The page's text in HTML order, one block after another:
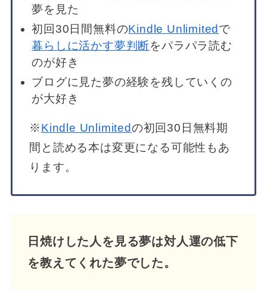
夢を見た
初回30日間無料のKindle Unlimited で
暮らしに活かす夢判断をパラパラ読む
のが好き
ブログに見た夢の経験を残していくの
が大好き
※Kindle Unlimitedの初回30日無料期
間と読める本は変更になる可能性もあ
ります。
日焼けした人を見る夢は対人運の低下
を教えてくれた夢でした。